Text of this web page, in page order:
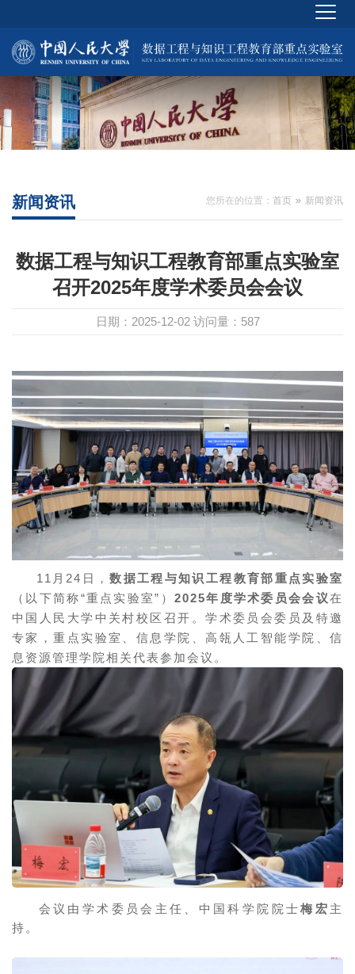
您所在的位置： 首页 新闻资讯
新闻资讯
数据工程与知识工程教育部重点实验室
召开2025年度学术委员会会议
日期：2025-12-02 访问量： 587
11月24日，数据工程与知识工程教育部重点实验室
（以下简称“重点实验室”） 2025年度学术委员会会议在
中国人民大学中关村校区召开。学术委员会委员及特邀
专家，重点实验室、信息学院、高瓴人工智能学院、信
息资源管理学院相关代表参加会议。
会议由学术委员会主任、中国科学院院士梅宏 主
持。